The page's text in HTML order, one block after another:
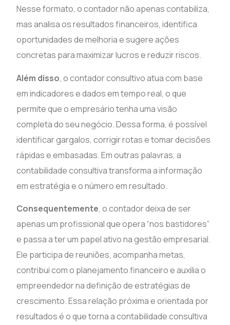
Nesse formato, o contador não apenas contabiliza,
mas analisa os resultados financeiros, identifica
oportunidades de melhoria e sugere ações
concretas para maximizar lucros e reduzir riscos.
Além disso, o contador consultivo atua com base
em indicadores e dados em tempo real, o que
permite que o empresário tenha uma visão
completa do seu negócio. Dessa forma, é possível
identificar gargalos, corrigir rotas e tomar decisões
rápidas e embasadas. Em outras palavras, a
contabilidade consultiva transforma a informação
em estratégia e o número em resultado.
Consequentemente, o contador deixa de ser
apenas um profissional que opera “nos bastidores”
e passa a ter um papel ativo na gestão empresarial.
Ele participa de reuniões, acompanha metas,
contribui com o planejamento financeiro e auxilia o
empreendedor na definição de estratégias de
crescimento. Essa relação próxima e orientada por
resultados é o que torna a contabilidade consultiva